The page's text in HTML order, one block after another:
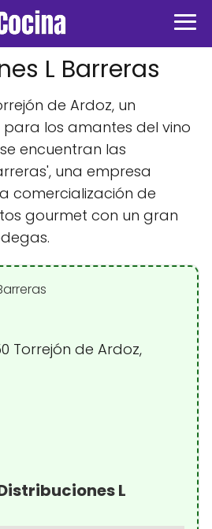
L Barreras
de Ardoz, un
los amantes del vino
encuentran las
una empresa
comercialización de
gourmet con un gran
Torrejón de Ardoz,
L